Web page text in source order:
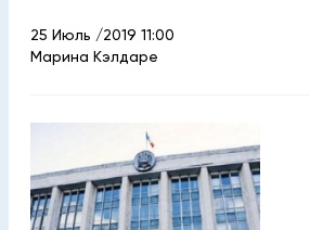
25 Июль /2019 11:00
Марина Кэлдаре